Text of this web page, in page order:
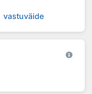
vastuväide